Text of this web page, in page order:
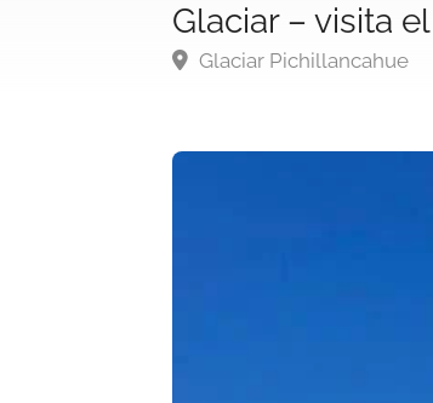
Glaciar – visita
Glaciar Pichillancahue